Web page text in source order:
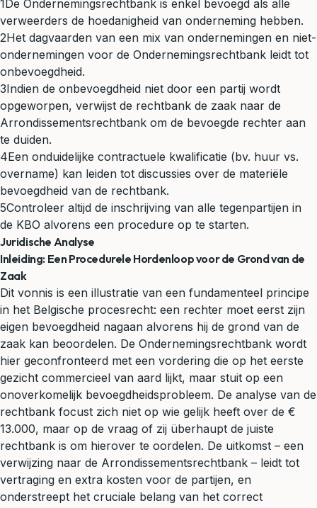
1 De Ondernemingsrechtbank is enkel bevoegd als alle
verweerders de hoedanigheid van onderneming hebben.
2Het dagvaarden van een mix van ondernemingen en niet-
ondernemingen voor de Ondernemingsrechtbank leidt tot
onbevoegdheid.
3Indien de onbevoegdheid niet door een partij wordt
opgeworpen, verwijst de rechtbank de zaak naar de
Arrondissementsrechtbank om de bevoegde rechter aan
te duiden.
4Een onduidelijke contractuele kwalificatie (bv. huur vs.
overname) kan leiden tot discussies over de materiële
bevoegdheid van de rechtbank.
5Controleer altijd de inschrijving van alle tegenpartijen in
de KBO alvorens een procedure op te starten.
Juridische Analyse
Inleiding: Een Procedurele Hordenloop voor de Grond van de
Zaak
Dit vonnis is een illustratie van een fundamenteel principe
in het Belgische procesrecht: een rechter moet eerst zijn
eigen bevoegdheid nagaan alvorens hij de grond van de
zaak kan beoordelen. De Ondernemingsrechtbank wordt
hier geconfronteerd met een vordering die op het eerste
gezicht commercieel van aard lijkt, maar stuit op een
onoverkomelijk bevoegdheidsprobleem. De analyse van de
rechtbank focust zich niet op wie gelijk heeft over de €
13.000, maar op de vraag of zij überhaupt de juiste
rechtbank is om hierover te oordelen. De uitkomst – een
verwijzing naar de Arrondissementsrechtbank – leidt tot
vertraging en extra kosten voor de partijen, en
onderstreept het cruciale belang van het correct